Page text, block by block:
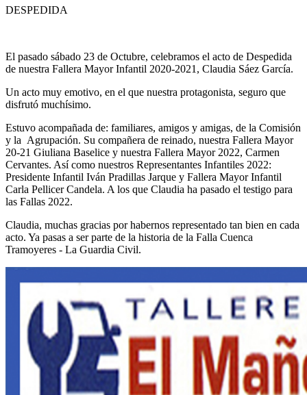
DESPEDIDA
El pasado sábado 23 de Octubre, celebramos el acto de Despedida
de nuestra Fallera Mayor Infantil 2020-2021, Claudia Sáez García.
Un acto muy emotivo, en el que nuestra protagonista, seguro que
disfrutó muchísimo.
Estuvo acompañada de: familiares, amigos y amigas, de la Comisión
y la Agrupación. Su compañera de reinado, nuestra Fallera Mayor
20-21 Giuliana Baselice y nuestra Fallera Mayor 2022, Carmen
Cervantes. Así como nuestros Representantes Infantiles 2022:
Presidente Infantil Iván Pradillas Jarque y Fallera Mayor Infantil
Carla Pellicer Candela. A los que Claudia ha pasado el testigo para
las Fallas 2022.
Claudia, muchas gracias por habernos representado tan bien en cada
acto. Ya pasas a ser parte de la historia de la Falla Cuenca
Tramoyeres - La Guardia Civil.